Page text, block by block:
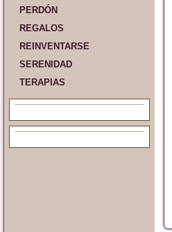
PERDÓN
REGALOS
REINVENTARSE
SERENIDAD
TERAPIAS